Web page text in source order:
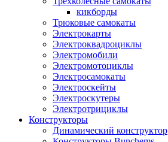
кикборды
Трюковые самокаты
Электрокарты
Электроквадроциклы
Электромобили
Электромотоциклы
Электросамокаты
Электроскейты
Электроскутеры
Электротрициклы
Конструкторы
Динамический конструктор